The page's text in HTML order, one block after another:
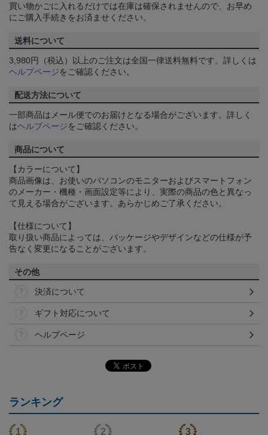
買い物かごに入れるだけでは在庫は確保されませんので、お早め
にご購入手続きをお済ませください。
送料について
3,980円（税込）以上のご注文は全国一律送料無料です。詳しくは
ヘルプページをご確認ください。
配送方法について
一部商品はメール便でのお届けとなる場合がございます。詳しく
はヘルプページをご確認ください。
商品について
【カラーについて】
商品画像は、お使いのパソコンのモニターおよびスマートフォン
のメーカー・機種・画面設定等により、実際の商品の色と異なっ
て見える場合がございます。あらかじめご了承ください。
【仕様について】
取り扱い商品によっては、パッケージやデザインなどの仕様が予
告なく変更になることがございます。
その他
決済について
ギフト対応について
ヘルプページ
ランキング